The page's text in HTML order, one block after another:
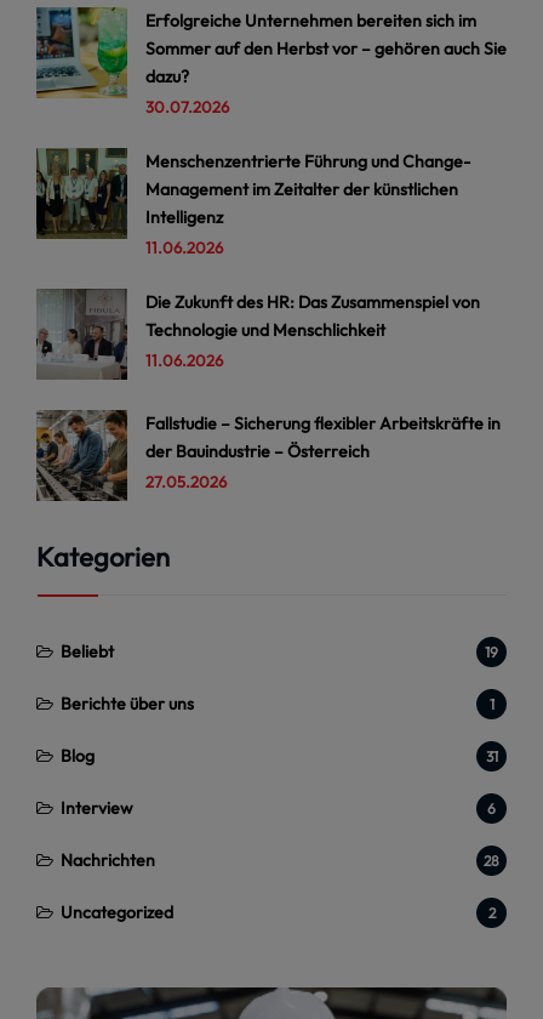
Erfolgreiche Unternehmen bereiten sich im
Sommer auf den Herbst vor – gehören auch Sie
dazu?
30.07.2026
Menschenzentrierte Führung und Change-
Management im Zeitalter der künstlichen
Intelligenz
11.06.2026
Die Zukunft des HR: Das Zusammenspiel von
Technologie und Menschlichkeit
11.06.2026
Fallstudie – Sicherung flexibler Arbeitskräfte in
der Bauindustrie – Österreich
27.05.2026
Kategorien
Beliebt 19
Berichte über uns 1
Blog 31
Interview 6
Nachrichten 28
Uncategorized 2